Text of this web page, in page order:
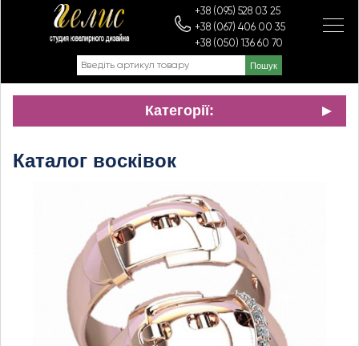
+38 (095) 528 03 25
+38 (067) 406 00 35
+38 (050) 136 60 70
Категорії:
Каталог восківок